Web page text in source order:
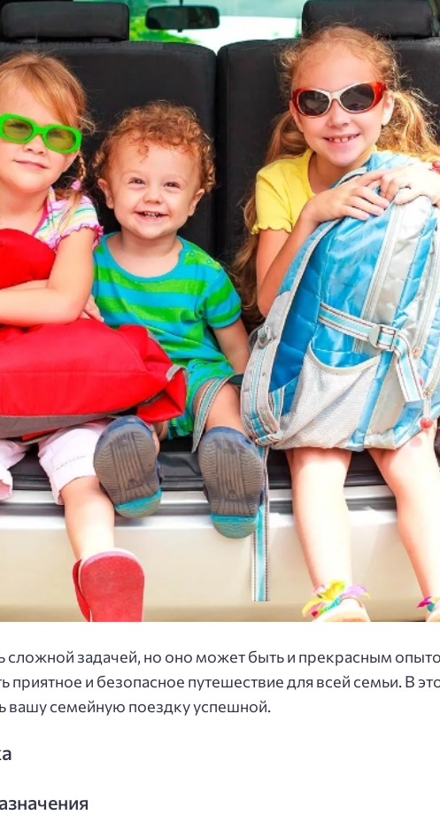
сложной задачей, но оно может быть и прекрасным
и безопасное путешествие для всей семьи. В
вашу семейную поездку успешной.